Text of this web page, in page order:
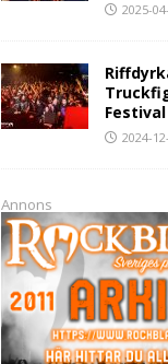
2025-
2024-
Annons